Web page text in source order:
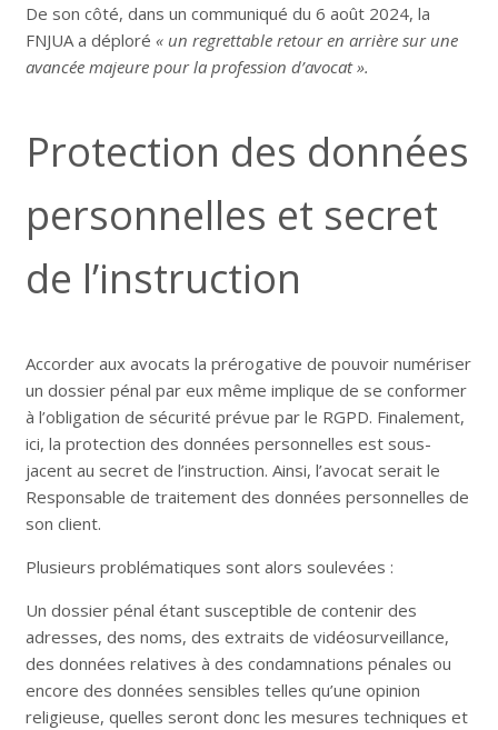
De son côté, dans un communiqué du 6 août 2024, la
FNJUA a déploré « un regrettable retour en arrière sur une
avancée majeure pour la profession d’avocat ».
Protection des données
personnelles et secret
de l’instruction
Accorder aux avocats la prérogative de pouvoir numériser
un dossier pénal par eux même implique de se conformer
à l’obligation de sécurité prévue par le RGPD. Finalement,
ici, la protection des données personnelles est sous-
jacent au secret de l’instruction. Ainsi, l’avocat serait le
Responsable de traitement des données personnelles de
son client.
Plusieurs problématiques sont alors soulevées :
Un dossier pénal étant susceptible de contenir des
adresses, des noms, des extraits de vidéosurveillance,
des données relatives à des condamnations pénales ou
encore des données sensibles telles qu’une opinion
religieuse, quelles seront donc les mesures techniques et